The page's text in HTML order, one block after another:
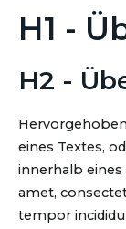
H1 -
H2 -
eines Textes,
innerhalb
amet,
tempor